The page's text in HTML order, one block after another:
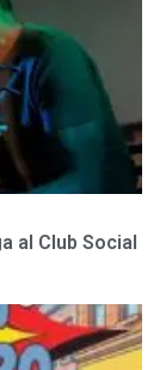
al Club Social